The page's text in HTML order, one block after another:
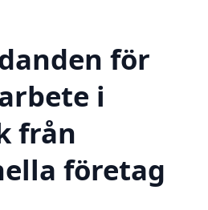
för
i
från
företag